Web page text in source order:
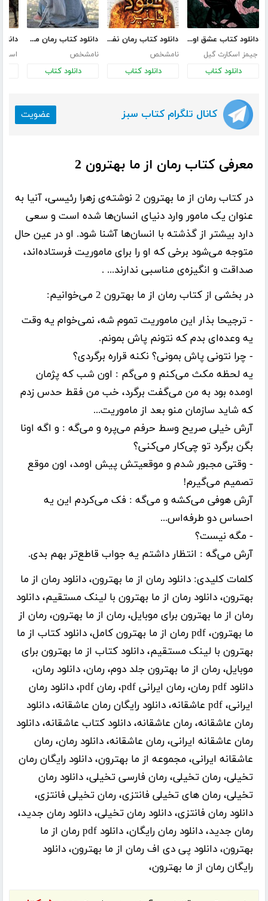
دانلود کتاب عشق اونیونگ
جیمز اسکارث گیل
دانلود کتاب
دانلود کتاب رمان نفوذ ناپذیر
نامشخص
دانلود کتاب
دانلود کتاب رمان من ترانه نیستم
نامشخص
دانلود کتاب
کانال تلگرام کتاب سبز عضویت
معرفی کتاب رمان از ما بهترون 2
در کتاب رمان از ما بهترون 2 نوشته‌ی زهرا رئیسی، آنیا به
عنوان یک مامور وارد دنیای انسان‌ها شده است و سعی
دارد بیشتر از گذشته با انسان‌ها آشنا شود. او در عین حال
متوجه می‌شود برخی که او را برای ماموریت فرستاده‌اند،
صداقت و انگیزه‌ی مناسبی ندارند... .
در بخشی از کتاب رمان از ما بهترون 2 می‌خوانیم:
- ترجیحا بذار این ماموریت تموم شه، نمی‌خوام یه وقت
یه وعده‌ای بدم که نتونم پاش بمونم.
- چرا نتونی پاش بمونی؟ نکنه قراره برگردی؟
یه لحظه مکث می‌کنم و می‌گم : اون شب که پژمان
اومده بود به من می‌گفت برگرد، خب من فقط حدس زدم
که شاید سازمان منو بعد از ماموریت...
آرش خیلی صریح وسط حرفم می‌پره و می‌گه : و اگه اونا
بگن برگرد تو چی‌کار می‌کنی؟
- وقتی مجبور شدم و موقعیتش پیش اومد، اون موقع
تصمیم می‌گیرم!
آرش هوفی می‌کشه و می‌گه : فک می‌کردم این یه
احساس دو طرفه‌اس...
- مگه نیست؟
آرش می‌گه : انتظار داشتم یه جواب قاطع‌تر بهم بدی.
کلمات کلیدی: دانلود رمان از ما بهترون، دانلود رمان از ما
بهترون، دانلود رمان از ما بهترون با لینک مستقیم، دانلود
رمان از ما بهترون برای موبایل، رمان از ما بهترون، رمان از
ما بهترون، pdf رمان از ما بهترون کامل، دانلود کتاب از ما
بهترون با لینک مستقیم، دانلود کتاب از ما بهترون برای
موبایل، رمان از ما بهترون جلد دوم، رمان، دانلود رمان،
دانلود pdf رمان، رمان ایرانی pdf، رمان pdf، دانلود رمان
ایرانی، pdf عاشقانه، دانلود رایگان رمان عاشقانه، دانلود
رمان عاشقانه، رمان عاشقانه، دانلود کتاب عاشقانه، دانلود
رمان عاشقانه ایرانی، رمان عاشقانه، دانلود رمان، رمان
عاشقانه ایرانی، مجموعه از ما بهترون، دانلود رایگان رمان
تخیلی، رمان تخیلی، رمان فارسی تخیلی، دانلود رمان
تخیلی، رمان های تخیلی فانتزی، رمان تخیلی فانتزی،
دانلود رمان فانتزی، دانلود رمان تخیلی، دانلود رمان جدید،
رمان جدید، دانلود رمان رایگان، دانلود pdf رمان از ما
بهترون، دانلود پی دی اف رمان از ما بهترون، دانلود
رایگان رمان از ما بهترون،